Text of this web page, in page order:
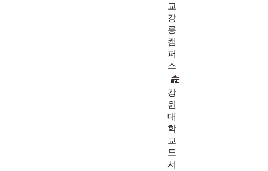
교
강
릉
캠
퍼
스
강
원
대
학
교
도
서